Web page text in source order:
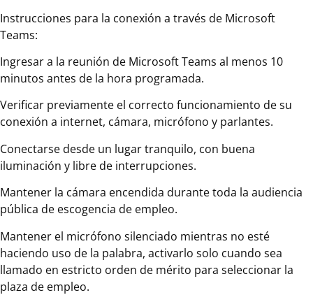
Instrucciones para la conexión a través de Microsoft
Teams:
Ingresar a la reunión de Microsoft Teams al menos 10
minutos antes de la hora programada.
Verificar previamente el correcto funcionamiento de su
conexión a internet, cámara, micrófono y parlantes.
Conectarse desde un lugar tranquilo, con buena
iluminación y libre de interrupciones.
Mantener la cámara encendida durante toda la audiencia
pública de escogencia de empleo.
Mantener el micrófono silenciado mientras no esté
haciendo uso de la palabra, activarlo solo cuando sea
llamado en estricto orden de mérito para seleccionar la
plaza de empleo.